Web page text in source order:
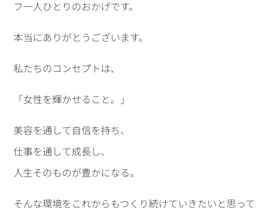
フ一人ひとりのおかげです。
本当にありがとうございます。
私たちのコンセプトは、
「女性を輝かせること。」
美容を通して自信を持ち、
仕事を通して成長し、
人生そのものが豊かになる。
そんな環境をこれからもつくり続けていきたいと思って